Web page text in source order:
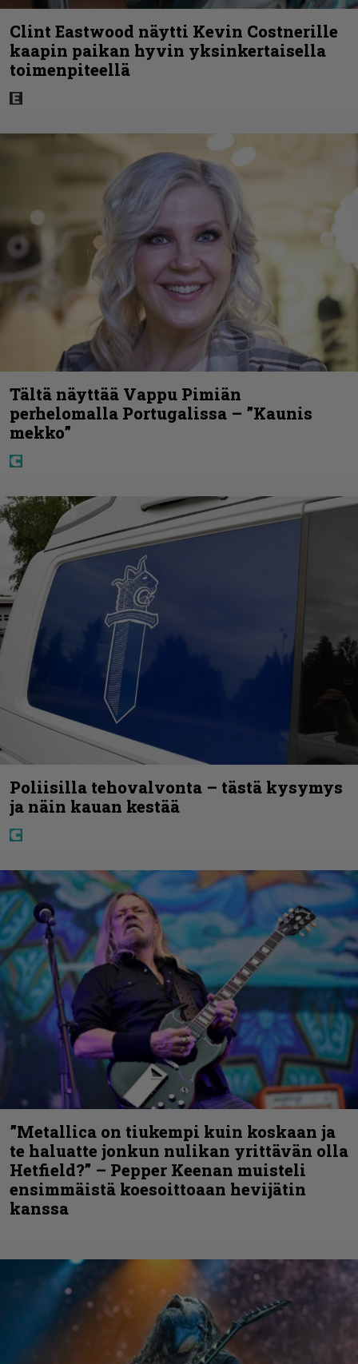
Clint Eastwood näytti Kevin Costnerille
kaapin paikan hyvin yksinkertaisella
toimenpiteellä
Tältä näyttää Vappu Pimiän
perhelomalla Portugalissa – ”Kaunis
mekko”
Poliisilla tehovalvonta – tästä kysymys
ja näin kauan kestää
”Metallica on tiukempi kuin koskaan ja
te haluatte jonkun nulikan yrittävän olla
Hetfield?” – Pepper Keenan muisteli
ensimmäistä koesoittoaan hevijätin
kanssa